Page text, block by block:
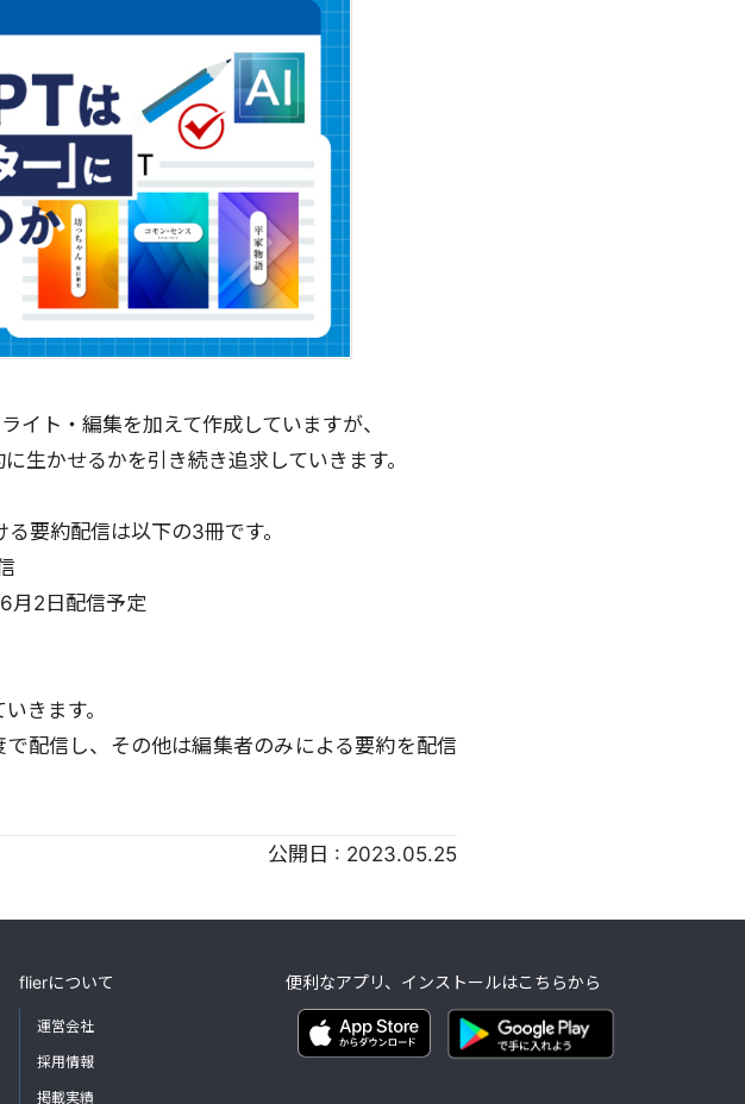
イト・編集を加えて作成していますが、
生かせるかを引き続き追求していきます。
要約配信は以下の3冊です。
2日配信予定
きます。
配信し、その他は編集者のみによる要約を配信
公開日 : 2023.05.25
flierについて
運営会社
採用情報
掲載実績
便利なアプリ、インストールはこちらから